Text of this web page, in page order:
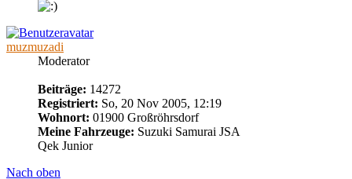
muzmuzadi
Moderator
Beiträge: 14272
Registriert: So, 20 Nov 2005, 12:19
Wohnort: 01900 Großröhrsdorf
Meine Fahrzeuge: Suzuki Samurai JSA
Qek Junior
Nach oben